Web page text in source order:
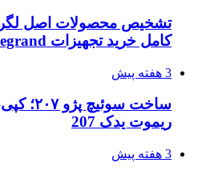
تشخیص محصولات اصل
کامل خرید تجهیزات Legrand
3 هفته پیش
ساخت
ریموت یدک 207
3 هفته پیش